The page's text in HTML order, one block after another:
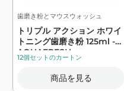
歯磨き粉とマウスウォッシュ
トリプル アクション ホワイ
トニング歯磨き粉 125ml -
AQUAFRESH
12個セットのカートン
商品を見る